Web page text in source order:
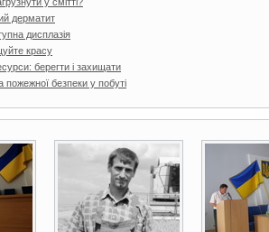
дерматит
дисплазія
красу
берегти і захищати
пожежної безпеки у побуті
3 фото